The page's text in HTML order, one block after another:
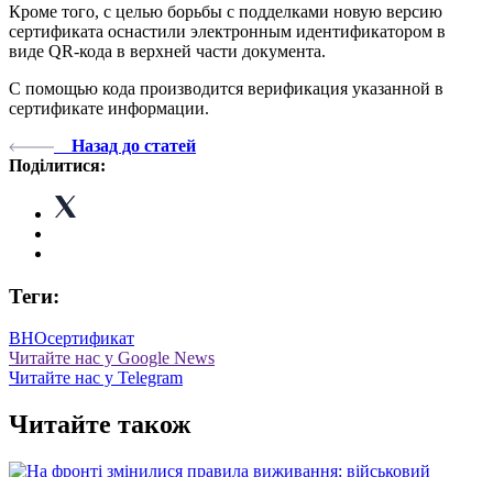
Кроме того, с целью борьбы с подделками новую версию
сертификата оснастили электронным идентификатором в
виде QR-кода в верхней части документа.
С помощью кода производится верификация указанной в
сертификате информации.
Назад до статей
Поділитися:
Теги:
ВНОсертификат
Читайте нас у Google News
Читайте нас у Telegram
Читайте також